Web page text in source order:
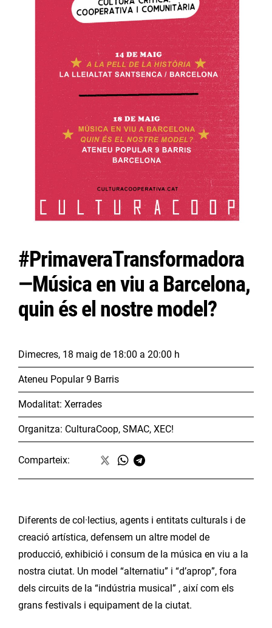
#PrimaveraTransformadora
—Música en viu a Barcelona,
quin és el nostre model?
Dimecres, 18 maig de 18:00 a 20:00 h
Ateneu Popular 9 Barris
Modalitat: Xerrades
Organitza: CulturaCoop, SMAC, XEC!
Comparteix:
Diferents de col·lectius, agents i entitats culturals i de
creació artística, defensem un altre model de
producció, exhibició i consum de la música en viu a la
nostra ciutat. Un model “alternatiu” i “d’aprop”, fora
dels circuits de la “indústria musical” , així com els
grans festivals i equipament de la ciutat.